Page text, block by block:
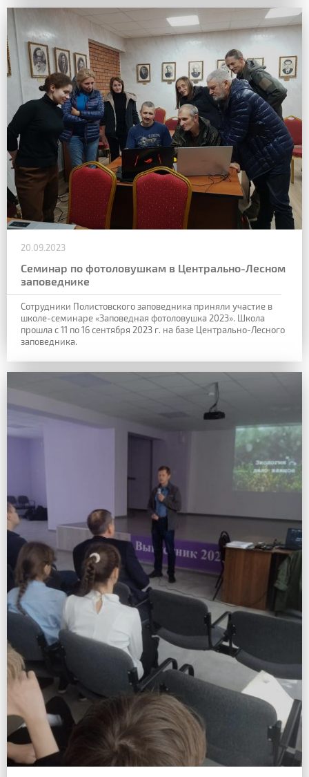
20.09.2023
Семинар по фотоловушкам в Центрально-Лесном
заповеднике
Сотрудники Полистовского заповедника приняли участие в
школе-семинаре «Заповедная фотоловушка 2023». Школа
прошла с 11 по 16 сентября 2023 г. на базе Центрально-Лесного
заповедника.